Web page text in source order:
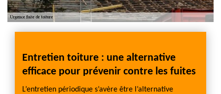
Entretien toiture : une alternative
efficace pour prévenir contre les fuites
L’entretien périodique s’avère être l’alternative